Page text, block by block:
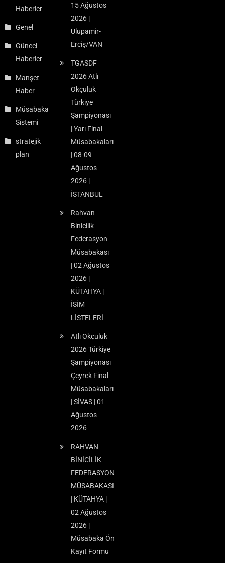
Haberler
Genel
Güncel
Haberler
Manşet
Haber
Müsabaka
Sistemi
stratejik
plan
15 Ağustos
2026 |
Ulupamir-
Erciş/VAN
TGASDF
2026 Atlı
Okçuluk
Türkiye
Şampiyonası
| Yarı Final
Müsabakaları
| 08-09
Ağustos
2026 |
İSTANBUL
Rahvan
Binicilik
Federasyon
Müsabakası
| 02 Ağustos
2026 |
KÜTAHYA |
İSİM
LİSTELERİ
Atlı Okçuluk
2026 Türkiye
Şampiyonası
Çeyrek Final
Müsabakaları
| SİVAS | 01
Ağustos
2026
RAHVAN
BİNİCİLİK
FEDERASYON
MÜSABAKASI
| KÜTAHYA |
02 Ağustos
2026 |
Müsabaka Ön
Kayıt Formu